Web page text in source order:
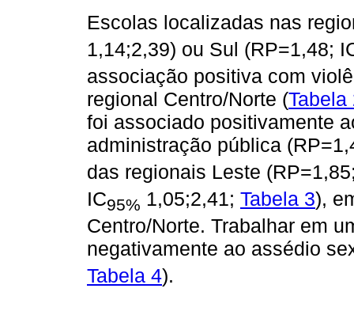
Escolas localizadas nas
1,14;2,39) ou Sul (RP=1,48;
associação positiva com
regional Centro/Norte (Tabela
foi associado positivamente
administração pública
das regionais Leste
IC95% 1,05;2,41; Tabela 3),
Centro/Norte. Trabalhar em
negativamente ao assédio
Tabela 4).